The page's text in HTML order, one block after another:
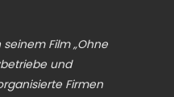
Film „Ohne
und
Firmen